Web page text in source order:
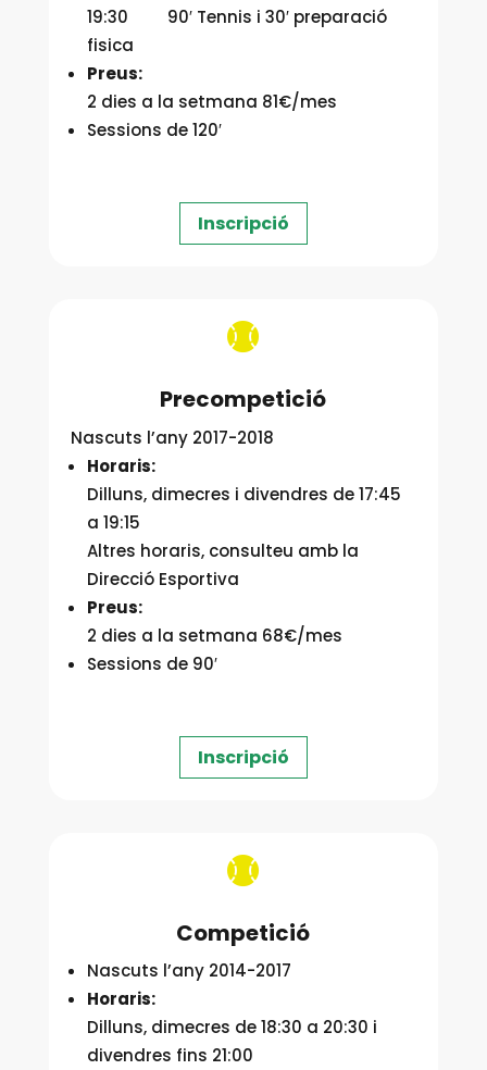
19:30 90′ Tennis i 30′ preparació
fisica
Preus:
2 dies a la setmana 81€/mes
Sessions de 120′
Inscripció

Precompetició
Nascuts l’any 2017-2018
Horaris:
Dilluns, dimecres i divendres de 17:45
a 19:15
Altres horaris, consulteu amb la
Direcció Esportiva
Preus:
2 dies a la setmana 68€/mes
Sessions de 90′
Inscripció

Competició
Nascuts l’any 2014-2017
Horaris:
Dilluns, dimecres de 18:30 a 20:30 i
divendres fins 21:00